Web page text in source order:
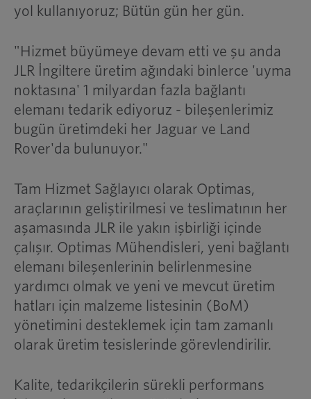
yol kullanıyoruz; Bütün gün her gün.
"Hizmet büyümeye devam etti ve şu anda
JLR İngiltere üretim ağındaki binlerce 'uyma
noktasına' 1 milyardan fazla bağlantı
elemanı tedarik ediyoruz - bileşenlerimiz
bugün üretimdeki her Jaguar ve Land
Rover'da bulunuyor."
Tam Hizmet Sağlayıcı olarak Optimas,
araçlarının geliştirilmesi ve teslimatının her
aşamasında JLR ile yakın işbirliği içinde
çalışır. Optimas Mühendisleri, yeni bağlantı
elemanı bileşenlerinin belirlenmesine
yardımcı olmak ve yeni ve mevcut üretim
hatları için malzeme listesinin (BoM)
yönetimini desteklemek için tam zamanlı
olarak üretim tesislerinde görevlendirilir.
Kalite, tedarikçilerin sürekli performans